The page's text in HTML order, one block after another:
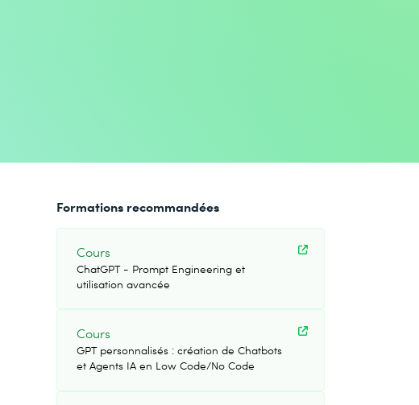
Formations recommandées
Cours
ChatGPT - Prompt Engineering et
utilisation avancée
Cours
GPT personnalisés : création de Chatbots
et Agents IA en Low Code/No Code